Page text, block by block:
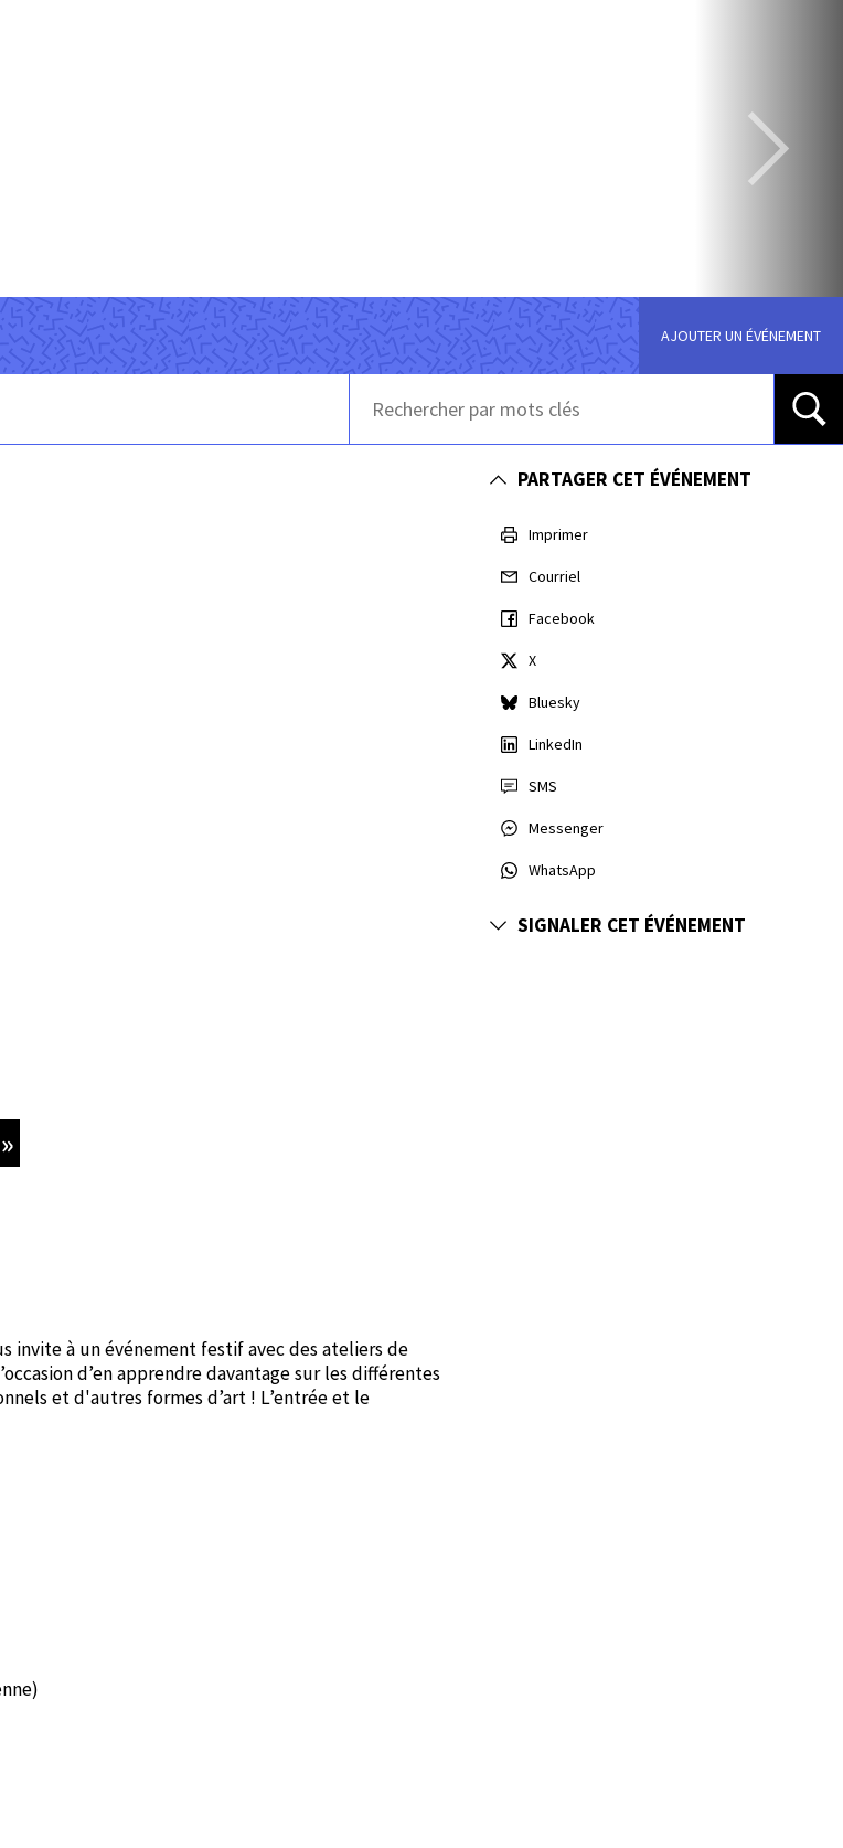
AJOUTER UN ÉVÉNEMENT
invite à un événement festif avec des ateliers de
d’en apprendre davantage sur les différentes
et d'autres formes d’art ! L’entrée et le
PARTAGER CET ÉVÉNEMENT
Imprimer
Courriel
Facebook
X
Bluesky
LinkedIn
SMS
Messenger
WhatsApp
SIGNALER CET ÉVÉNEMENT